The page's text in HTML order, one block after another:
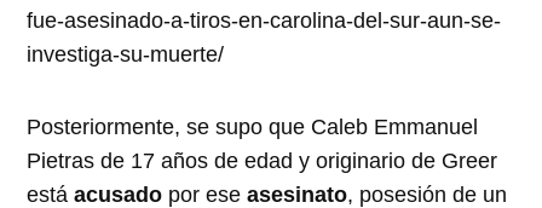
fue-asesinado-a-tiros-en-carolina-del-sur-aun-se-
investiga-su-muerte/
Posteriormente, se supo que Caleb Emmanuel
Pietras de 17 años de edad y originario de Greer
estáacusado por eseasesinato, posesión de un